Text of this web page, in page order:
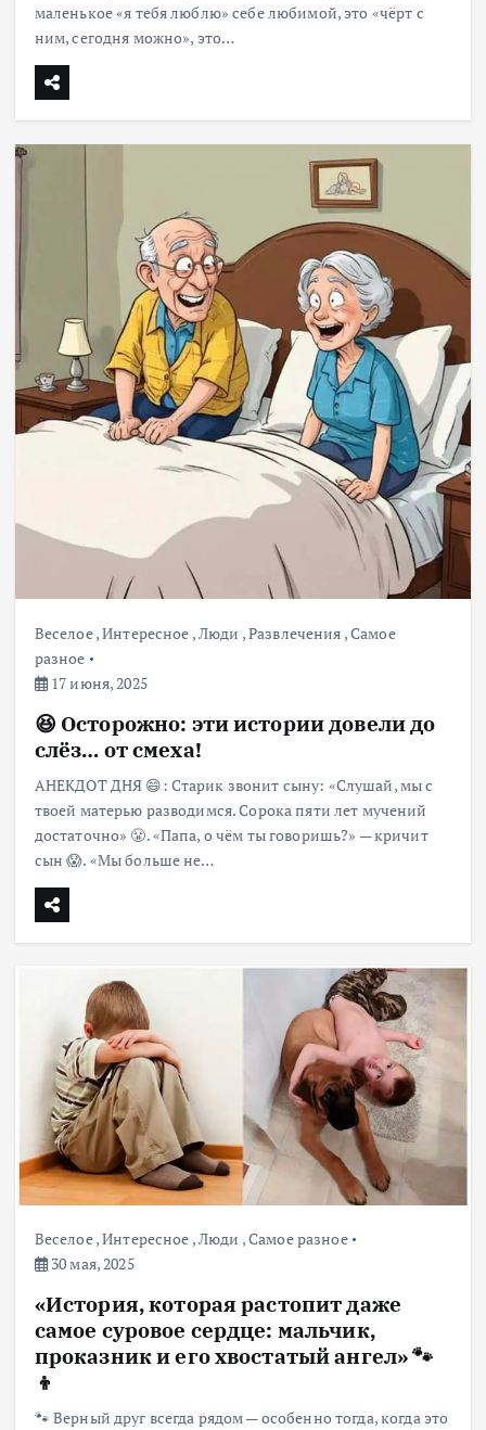
маленькое «я тебя люблю» себе любимой, это «чёрт с
ним, сегодня можно», это…
Веселое,Интересное ,Люди ,Развлечения ,Самое
разное
17 июня, 2025
😆 Осторожно: эти истории довели до
слёз… от смеха!
АНЕКДОТ ДНЯ 😄: Старик звонит сыну: «Слушай, мы с
твоей матерью разводимся. Сорока пяти лет мучений
достаточно» 😤. «Папа, о чём ты говоришь?» — кричит
сын 😱. «Мы больше не…
Веселое,Интересное ,Люди ,Самое разное
30 мая, 2025
«История, которая растопит даже
самое суровое сердце: мальчик,
проказник и его хвостатый ангел» 🐾
👦
🐾 Верный друг всегда рядом — особенно тогда, когда это